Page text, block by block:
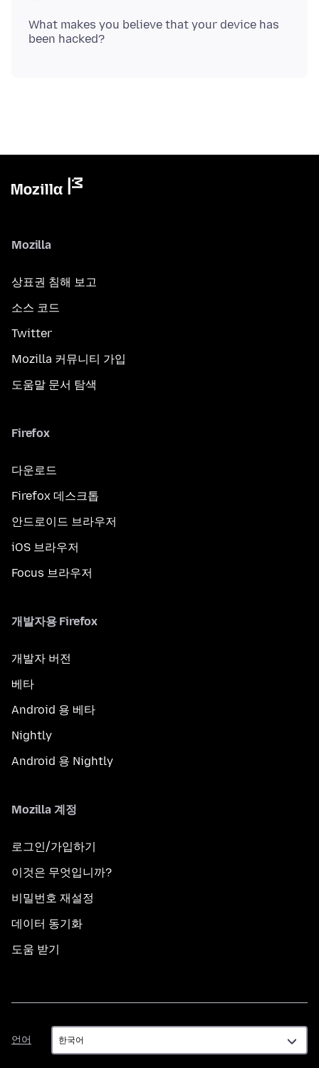
What makes you believe that your device has
Mozilla
상표권 침해 보고
소스 코드
Twitter
Mozilla 커뮤니티 가입
도움말 문서 탐색
Firefox
다운로드
Firefox 데스크톱
안드로이드 브라우저
iOS 브라우저
Focus 브라우저
개발자용 Firefox
개발자 버전
베타
Android 용 베타
Nightly
Android 용 Nightly
Mozilla 계정
로그인/가입하기
이것은 무엇입니까?
비밀번호 재설정
데이터 동기화
도움 받기
언어
언
어